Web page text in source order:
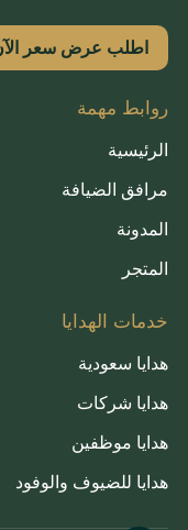
اطلب عرض سعر
روابط مهمة
الرئيسية
مرافق الضيافة
المدونة
المتجر
خدمات الهدايا
هدايا سعودية
هدايا شركات
هدايا موظفين
هدايا للضيوف والوفود
French